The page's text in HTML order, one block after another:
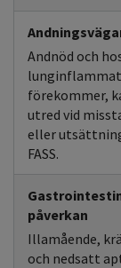
Andnöd och
förekommer,
utred vid
eller
FASS.
påverkan
Illamående,
och nedsatt